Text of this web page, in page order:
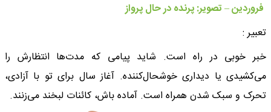
️ فروردین – تصویر: پرنده در حال پرواز
تعبیر :
خبر خوبی در راه است. شاید پیامی که مدت‌ها انتظارش را
می‌کشیدی یا دیداری خوشحال‌کننده. آغاز سال برای تو با آزادی،
تحرک و سبک شدن همراه است. آماده باش، کائنات لبخند می‌زنند.